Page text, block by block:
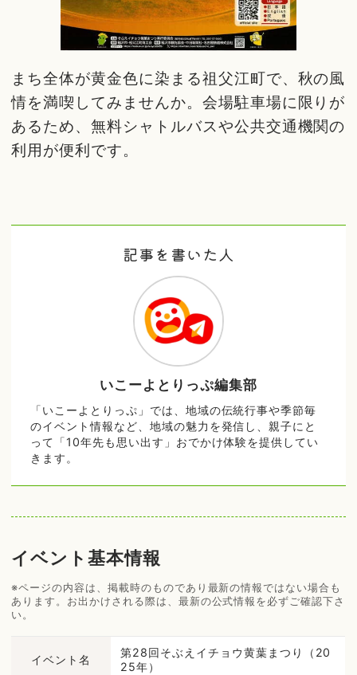
まち全体が黄金色に染まる祖父江町で、秋の風
情を満喫してみませんか。会場駐車場に限りが
あるため、無料シャトルバスや公共交通機関の
利用が便利です。
記事を書いた人
いこーよとりっぷ編集部
「いこーよとりっぷ」では、地域の伝統行事や季節毎
のイベント情報など、地域の魅力を発信し、親子にと
って「10年先も思い出す」おでかけ体験を提供してい
きます。
イベント基本情報
※ページの内容は、掲載時のものであり最新の情報ではない場合も
あります。お出かけされる際は、最新の公式情報を必ずご確認下さ
い。
イベント名
第28回そぶえイチョウ黄葉まつり（20
25年）